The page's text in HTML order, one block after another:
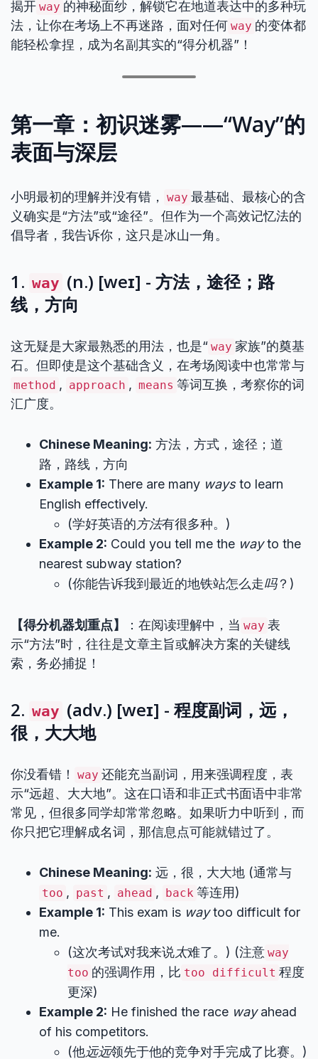
揭开 way 的神秘面纱，解锁它在地道表达中的多种玩
法，让你在考场上不再迷路，面对任何 way 的变体都
能轻松拿捏，成为名副其实的“得分机器”！
第一章：初识迷雾——“Way”的
表面与深层
小明最初的理解并没有错， way 最基础、最核心的含
义确实是“方法”或“途径”。但作为一个高效记忆法的
倡导者，我告诉你，这只是冰山一角。
1. way (n.) [weɪ] - 方法，途径；路
线，方向
这无疑是大家最熟悉的用法，也是“ way 家族”的奠基
石。但即使是这个基础含义，在考场阅读中也常常与
method , approach , means 等词互换，考察你的词
汇广度。
Chinese Meaning: 方法，方式，途径；道
路，路线，方向
Example 1: There are many waysto learn
English effectively.
(学好英语的方法有很多种。)
Example 2: Could you tell me the wayto the
nearest subway station?
(你能告诉我到最近的地铁站怎么走吗？)
【得分机器划重点】 ：在阅读理解中，当 way 表
示“方法”时，往往是文章主旨或解决方案的关键线
索，务必捕捉！
2. way (adv.) [weɪ] - 程度副词，远，
很，大大地
你没看错！ way 还能充当副词，用来强调程度，表
示“远超、大大地”。这在口语和非正式书面语中非常
常见，但很多同学却常常忽略。如果听力中听到，而
你只把它理解成名词，那信息点可能就错过了。
Chinese Meaning: 远，很，大大地 (通常与
too , past , ahead , back 等连用)
Example 1: This exam is waytoo difficult for
me.
(这次考试对我来说太难了。) (注意 way
too 的强调作用，比 too difficult 程度
更深)
Example 2: He finished the race wayahead
of his competitors.
(他远远领先于他的竞争对手完成了比赛。)